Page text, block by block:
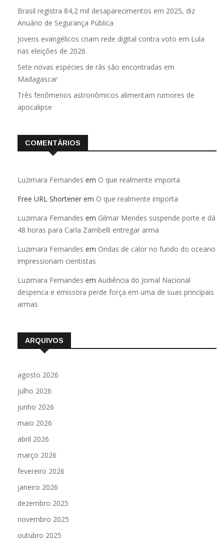
Brasil registra 84,2 mil desaparecimentos em 2025, diz
Anuário de Segurança Pública
Jovens evangélicos criam rede digital contra voto em Lula
nas eleições de 2026
Sete novas espécies de rãs são encontradas em
Madagascar
Três fenômenos astronômicos alimentam rumores de
apocalipse
COMENTÁRIOS
Luzimara Fernandes em O que realmente importa
Free URL Shortener em O que realmente importa
Luzimara Fernandes em Gilmar Mendes suspende porte e dá
48 horas para Carla Zambelli entregar arma
Luzimara Fernandes em Ondas de calor no fundo do oceano
impressionam cientistas
Luzimara Fernandes em Audiência do Jornal Nacional
despenca e emissora perde força em uma de suas principais
armas
ARQUIVOS
agosto 2026
julho 2026
junho 2026
maio 2026
abril 2026
março 2026
fevereiro 2026
janeiro 2026
dezembro 2025
novembro 2025
outubro 2025